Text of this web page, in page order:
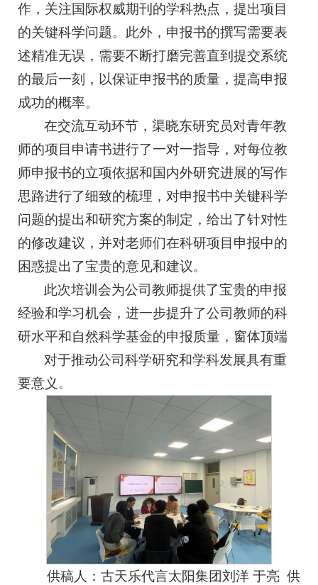
作，关注国际权威期刊的学科热点，提出项目
的关键科学问题。此外，申报书的撰写需要表
述精准无误，需要不断打磨完善直到提交系统
的最后一刻，以保证申报书的质量，提高申报
成功的概率。
在交流互动环节，渠晓东研究员对青年教
师的项目申请书进行了一对一指导，对每位教
师申报书的立项依据和国内外研究进展的写作
思路进行了细致的梳理，对申报书中关键科学
问题的提出和研究方案的制定，给出了针对性
的修改建议，并对老师们在科研项目申报中的
困惑提出了宝贵的意见和建议。
此次培训会为公司教师提供了宝贵的申报
经验和学习机会，进一步提升了公司教师的科
研水平和自然科学基金的申报质量，窗体顶端
对于推动公司科学研究和学科发展具有重
要意义。
供稿人：古天乐代言太阳集团刘洋 于亮 供